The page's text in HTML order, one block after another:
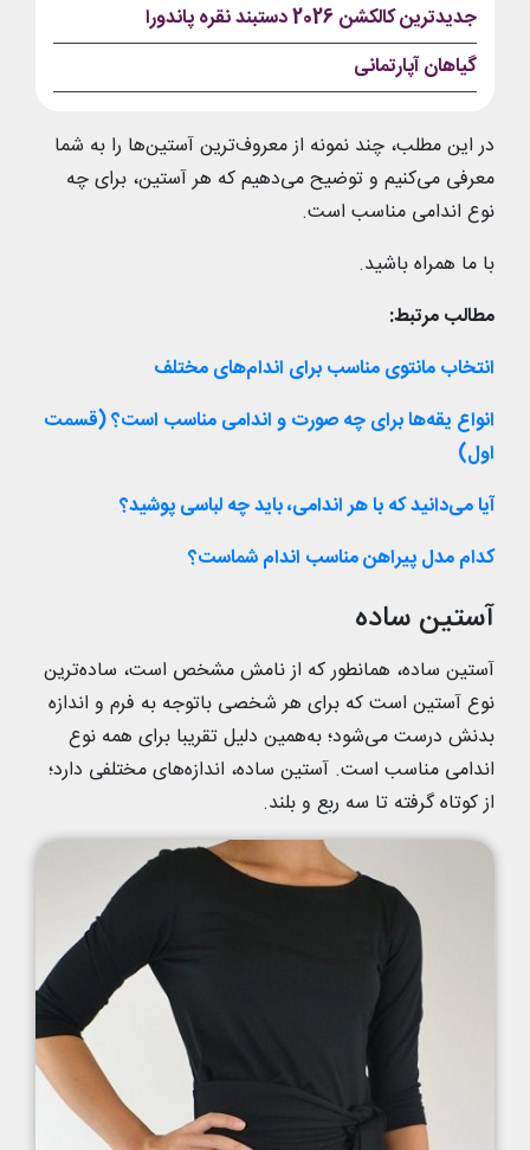
جدیدترین کالکشن 2026 دستبند نقره پاندورا
گیاهان آپارتمانی
در این مطلب، چند نمونه از معروف‌ترین آستین‌ها را به شما
معرفی می‌کنیم و توضیح می‌دهیم که هر آستین، برای چه
نوع اندامی مناسب است.
با ما همراه باشید.
مطالب مرتبط:
انتخاب مانتوی مناسب برای اندام‌های مختلف
انواع یقه‌ها برای چه صورت و اندامی مناسب است؟ (قسمت
اول)
آیا می‌دانید که با هر اندامی، باید چه لباسی پوشید؟
کدام مدل پیراهن مناسب اندام شماست؟
آستین ساده
آستین ساده، همانطور که از نامش مشخص است، ساده‌ترین
نوع آستین است که برای هر شخصی باتوجه به فرم و اندازه
بدنش درست می‌شود؛ به‌همین دلیل تقریبا برای همه نوع
اندامی مناسب است. آستین ساده، اندازه‌های مختلفی دارد؛
از کوتاه گرفته تا سه ربع و بلند.